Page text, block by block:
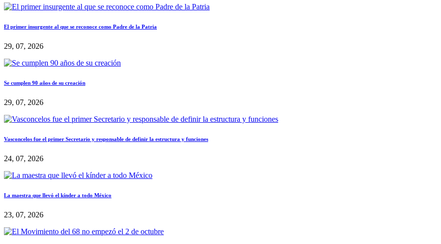
El primer insurgente al que se reconoce como Padre de la Patria
29, 07, 2026
Se cumplen 90 años de su creación
29, 07, 2026
Vasconcelos fue el primer Secretario y responsable de definir la estructura y funciones
24, 07, 2026
La maestra que llevó el kínder a todo México
23, 07, 2026